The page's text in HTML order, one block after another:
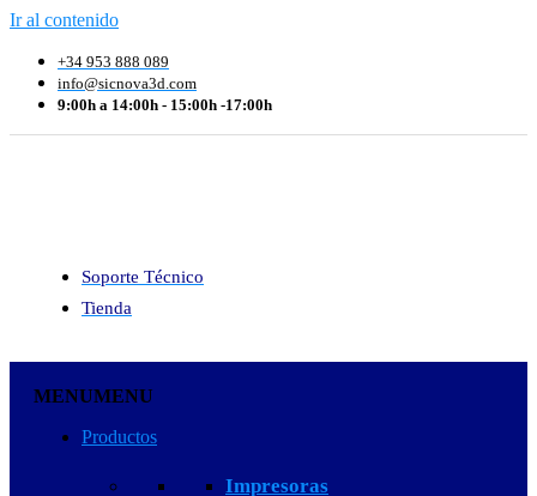
Ir al contenido
+34 953 888 089
info@sicnova3d.com
9:00h a 14:00h - 15:00h -17:00h
Soporte Técnico
Tienda
MENUMENU
Productos
Impresoras